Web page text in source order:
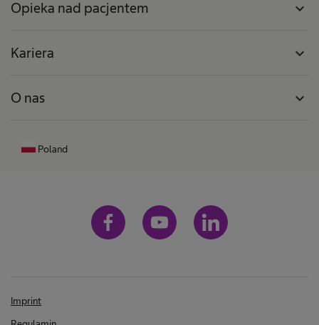
Opieka nad pacjentem expand_more
Kariera expand_more
O nas expand_more
Poland
Imprint